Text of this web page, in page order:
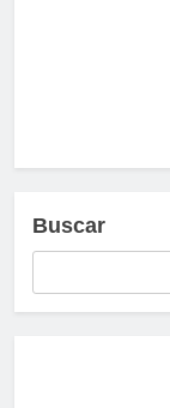
Buscar